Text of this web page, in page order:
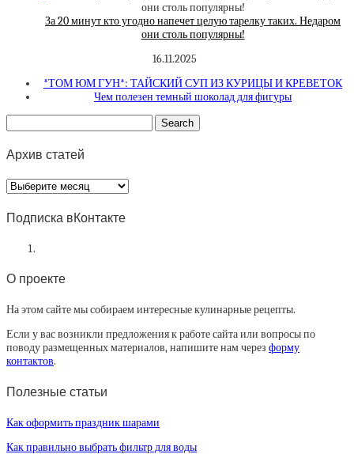
За 20 минут кто угодно напечет целую тарелку таких. Недаром
они столь популярны!
16.11.2025
*ТОМ ЮМ ГУН*: ТАЙСКИЙ СУП ИЗ КУРИЦЫ И КРЕВЕТОК
Чем полезен темный шоколад для фигуры
Архив статей
Архив
статей
Подписка вКонтакте
О проекте
На этом сайте мы собираем интересные кулинарные рецепты.
Если у вас возникли предложения к работе сайта или вопросы по
поводу размещенных материалов, напишите нам через форму
контактов.
Полезные статьи
Как оформить праздник шарами
Как правильно выбрать фильтр для воды